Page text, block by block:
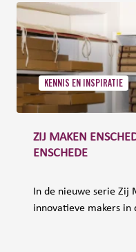
KENNIS EN INSPIRATIE
ZIJ MAKEN
ENSCHEDE
In de nieuwe serie Zij
innovatieve makers in